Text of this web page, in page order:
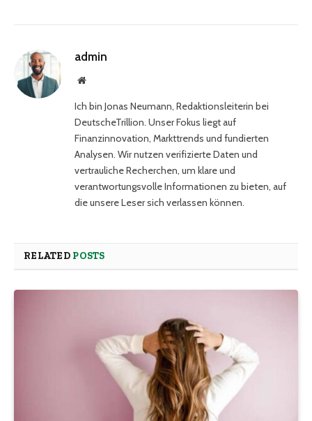
admin
Website
Ich bin Jonas Neumann, Redaktionsleiterin bei
DeutscheTrillion. Unser Fokus liegt auf
Finanzinnovation, Markttrends und fundierten
Analysen. Wir nutzen verifizierte Daten und
vertrauliche Recherchen, um klare und
verantwortungsvolle Informationen zu bieten, auf
die unsere Leser sich verlassen können.
RELATED POSTS